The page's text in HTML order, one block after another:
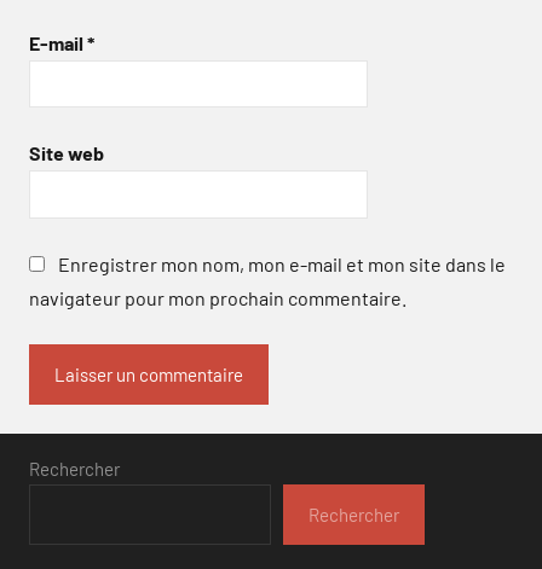
E-mail *
Site web
Enregistrer mon nom, mon e-mail et mon site dans le
navigateur pour mon prochain commentaire.
Rechercher
Rechercher